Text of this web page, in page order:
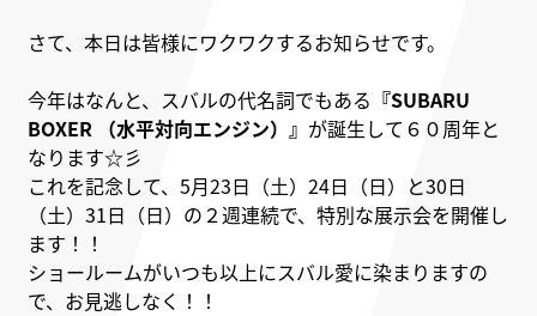
さて、本日は皆様にワクワクするお知らせです。
今年はなんと、スバルの代名詞でもある 『SUBARU
BOXER （水平対向エンジン）』 が誕生して６０周年と
なります☆彡
これを記念して、5月23日（土）24日（日）と30日
（土）31日（日）の２週連続で、特別な展示会を開催し
ます！！
ショールームがいつも以上にスバル愛に染まりますの
で、お見逃しなく！！